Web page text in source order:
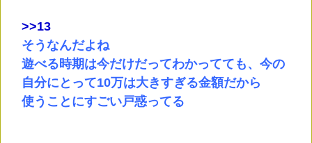
>>13
そうなんだよね
遊べる時期は今だけだってわかってても、今の
自分にとって10万は大きすぎる金額だから
使うことにすごい戸惑ってる